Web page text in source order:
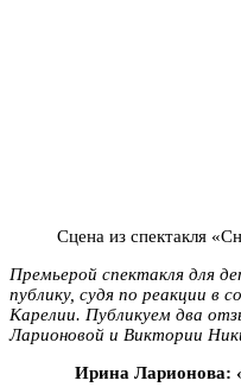
Сцена из спектакля
Премьерой спектакля для
публику, судя по реакции в
Карелии. Публикуем два
Ларионовой и Виктории
Ирина Ларионова: